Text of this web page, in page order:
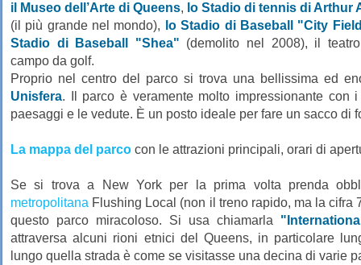
il Museo dell’Arte di Queens, lo Stadio di tennis di Arthur
(il più grande nel mondo),
lo Stadio di Baseball "City
Stadio di Baseball "Shea" (demolito nel 2008), il
campo da golf.
Proprio nel centro del parco si trova una bellissima ed
Unisfera. Il parco è veramente molto impressionante con
paesaggi e le vedute. È un posto ideale per fare un sacco di
La mappa del parco con le attrazioni principali, orari di
Se si trova a New York per la prima volta prenda
metropolitana Flushing Local (non il treno rapido, ma la cifra
questo parco miracoloso. Si usa chiamarla
attraversa alcuni rioni etnici del Queens, in particolare
lungo quella strada è come se visitasse una decina di varie